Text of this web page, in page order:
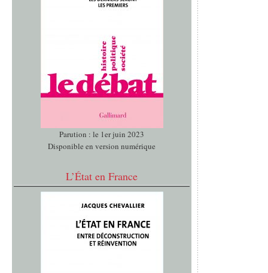
Parution : le 1er juin 2023
Disponible en version numérique
L’État en France